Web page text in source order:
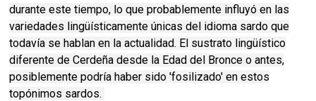
durante este tiempo, lo que probablemente influyó en las
variedades lingüísticamente únicas del idioma sardo que
todavía se hablan en la actualidad. El sustrato lingüístico
diferente de Cerdeña desde la Edad del Bronce o antes,
posiblemente podría haber sido 'fosilizado' en estos
topónimos sardos.